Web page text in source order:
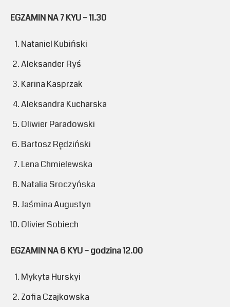
EGZAMIN NA 7 KYU – 11.30
Nataniel Kubiński
Aleksander Ryś
Karina Kasprzak
Aleksandra Kucharska
Oliwier Paradowski
Bartosz Rędziński
Lena Chmielewska
Natalia Sroczyńska
Jaśmina Augustyn
Olivier Sobiech
EGZAMIN NA 6 KYU – godzina 12.00
Mykyta Hurskyi
Zofia Czajkowska